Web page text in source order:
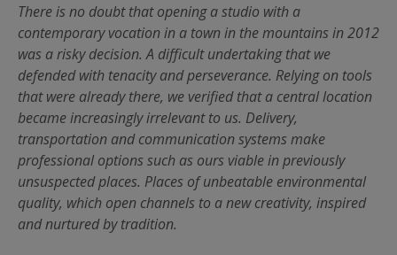
There is no doubt that opening a studio with a
contemporary vocation in a town in the mountains in 2012
was a risky decision. A difficult undertaking that we
defended with tenacity and perseverance. Relying on tools
that were already there, we verified that a central location
became increasingly irrelevant to us. Delivery,
transportation and communication systems make
professional options such as ours viable in previously
unsuspected places. Places of unbeatable environmental
quality, which open channels to a new creativity, inspired
and nurtured by tradition.